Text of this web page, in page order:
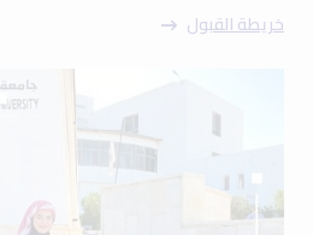
خريطة القبول